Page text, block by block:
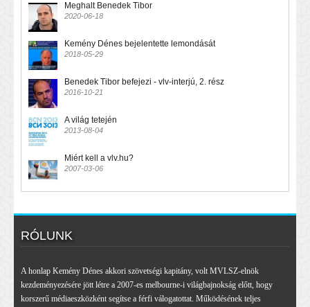
Meghalt Benedek Tibor
2020-06-18
Kemény Dénes bejelentette lemondását
2018-05-29
Benedek Tibor befejezi - vlv-interjú, 2. rész
2016-10-21
A világ tetején
2013-08-04
Miért kell a vlv.hu?
2007-03-06
RÓLUNK
A honlap Kemény Dénes akkori szövetségi kapitány, volt MVLSZ-elnök
kezdeményezésére jött létre a 2007-es melbourne-i világbajnokság előtt, hogy
korszerű médiaeszközként segítse a férfi válogatottat. Működésének teljes